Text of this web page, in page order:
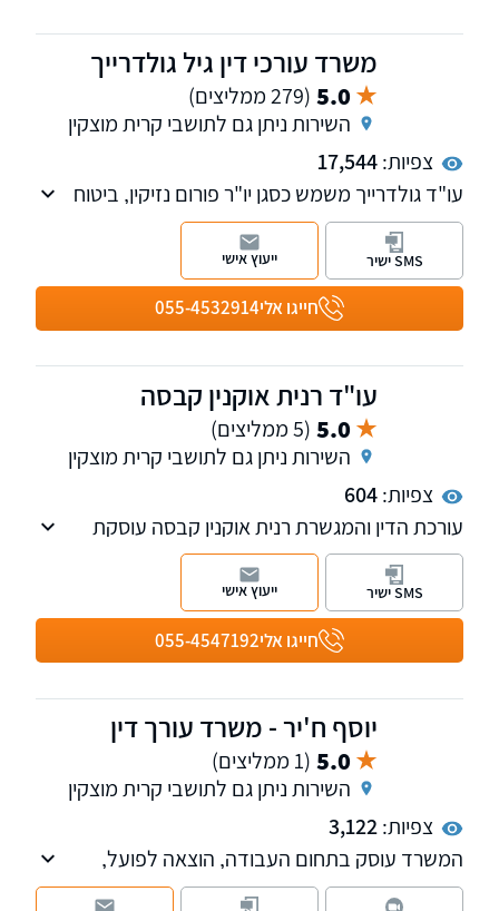
משרד עורכי דין גיל גולדרייך
5.0 (279 ממליצים)
השירות ניתן גם לתושבי קרית מוצקין
צפיות:17,544
עו"ד גולדרייך משמש כסגן יו"ר פורום נזיקין, ביטוח
וביטוח לאומי בלשכת עורכי הדין מחוז חיפה, וגם
משמש כמרצה לעו"ד במסגרת לשכת עורכי הדין
בתחומים אלה.
חייגו אלי055-4532914
SMS ישיר ייעוץ אישי
עו"ד רנית אוקנין קבסה
5.0 (5 ממליצים)
השירות ניתן גם לתושבי קרית מוצקין
צפיות:604
עורכת הדין והמגשרת רנית אוקנין קבסה עוסקת
בדיני משפחה, ירושה, נזקי גוף ותאונות. המשרד
משלב אסטרטגיה משפטית חדה עם תקשורת
אנושית ומכילה לפי העיקרון: "א.נשים - לפני הכל"!
חייגו אלי055-4547192
SMS ישיר ייעוץ אישי
יוסף ח'יר - משרד עורך דין
5.0 (1 ממליצים)
השירות ניתן גם לתושבי קרית מוצקין
צפיות:3,122
המשרד עוסק בתחום העבודה, הוצאה לפועל,
נזיקין, תאונות אישיות והמשפט האזרחי.